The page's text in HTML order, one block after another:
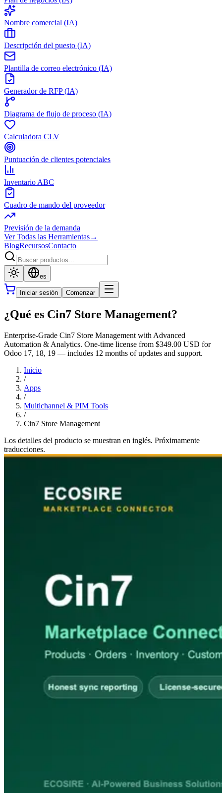
Nombre comercial (IA)
Descripción del puesto (IA)
Plantilla de correo electrónico (IA)
Generador de RFP (IA)
Diagrama de flujo de proceso (IA)
Calculadora CLV
Puntuación de clientes potenciales
Inventario ABC
Cuadro de mando del proveedor
Previsión de la demanda
Ver Todas las Herramientas→
BlogRecursosContacto
es
Iniciar sesión Comenzar
¿Qué es Cin7 Store Management?
Enterprise-Grade Cin7 Store Management with Advanced
Automation & Analytics. One-time license from $349.00 USD for
Odoo 17, 18, 19 — includes 12 months of updates and support.
Inicio
/
Apps
/
Multichannel & PIM Tools
/
Cin7 Store Management
Los detalles del producto se muestran en inglés. Próximamente
traducciones.